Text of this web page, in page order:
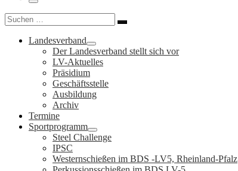
Menü
Suche
Suchen …
Landesverband
Der Landesverband stellt sich vor
LV-Aktuelles
Präsidium
Geschäftsstelle
Ausbildung
Archiv
Termine
Sportprogramm
Steel Challenge
IPSC
Westernschießen im BDS -LV5, Rheinland-Pfalz